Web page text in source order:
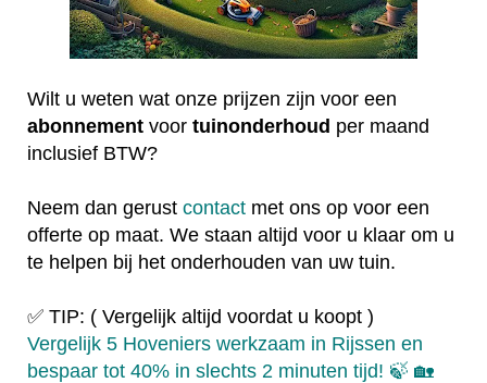
Wilt u weten wat onze prijzen zijn voor een
abonnement voor tuinonderhoud per maand
inclusief BTW?
Neem dan gerust contact met ons op voor een
offerte op maat. We staan altijd voor u klaar om u
te helpen bij het onderhouden van uw tuin.
✅ TIP: ( Vergelijk altijd voordat u koopt )
Vergelijk 5 Hoveniers werkzaam in Rijssen en
bespaar tot 40% in slechts 2 minuten tijd! 🍃 🏡